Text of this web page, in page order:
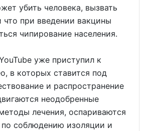
убить человека, вызвать
что при введении вакцины
чипирование населения.
уже приступил к
в которых ставится под
и распространение
неодобренные
лечения, оспариваются
соблюдению изоляции и